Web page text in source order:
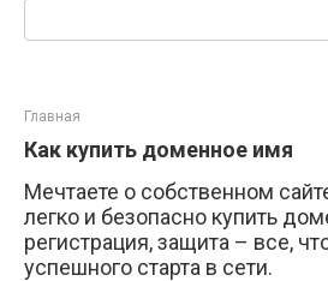
Главная
Как купить доменное имя
Мечтаете о собственном
легко и безопасно купить
регистрация, защита – все,
успешного старта в сети.